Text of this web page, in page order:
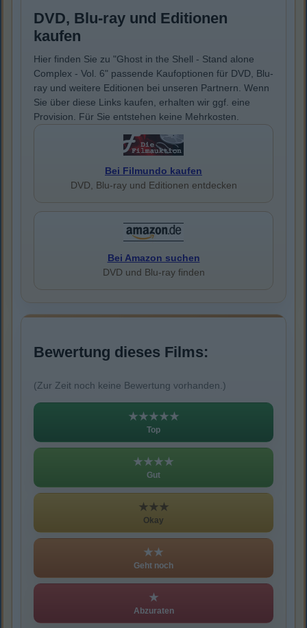
DVD, Blu-ray und Editionen
kaufen
Hier finden Sie zu "Ghost in the Shell - Stand alone
Complex - Vol. 6" passende Kaufoptionen für DVD, Blu-
ray und weitere Editionen bei unseren Partnern. Wenn
Sie über diese Links kaufen, erhalten wir ggf. eine
Provision. Für Sie entstehen keine Mehrkosten.
Bei Filmundo kaufen
DVD, Blu-ray und Editionen entdecken
Bei Amazon suchen
DVD und Blu-ray finden
Bewertung dieses Films:
(Zur Zeit noch keine Bewertung vorhanden.)
★★★★★
Top
★★★★
Gut
★★★
Okay
★★
Geht noch
★
Abzuraten